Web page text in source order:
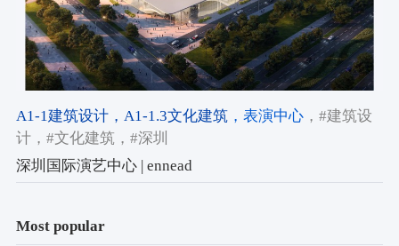
A1-1建筑设计，A1-1.3文化建筑，表演中心，#建筑设
计，#文化建筑，#深圳
深圳国际演艺中心 | ennead
Most popular